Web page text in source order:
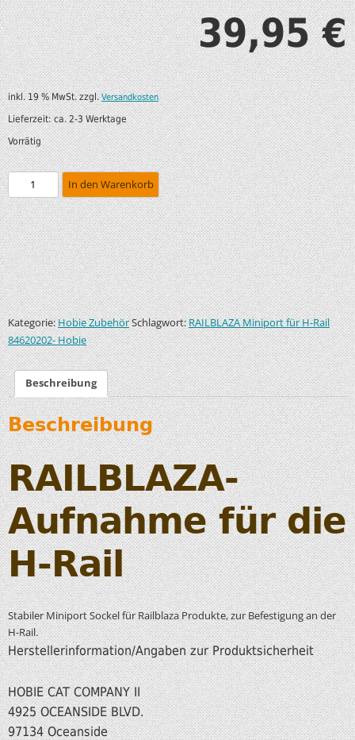
39,95€
inkl. 19 % MwSt. zzgl.Versandkosten
Lieferzeit:ca. 2-3 Werktage
Vorrätig
In den Warenkorb
Kategorie:Hobie ZubehörSchlagwort:RAILBLAZA Miniport für H-Rail
84620202- Hobie
Beschreibung
Beschreibung
RAILBLAZA-
Aufnahme für die
H-Rail
Stabiler Miniport Sockel für Railblaza Produkte, zur Befestigung an der
H-Rail.
Herstellerinformation/Angaben zur Produktsicherheit
HOBIE CAT COMPANY II
4925 OCEANSIDE BLVD.
97134 Oceanside